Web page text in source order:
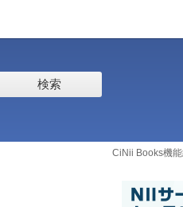
検索
CiNii Books機